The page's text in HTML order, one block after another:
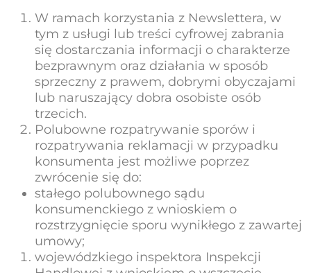
W ramach korzystania z Newslettera, w
tym z usługi lub treści cyfrowej zabrania
się dostarczania informacji o charakterze
bezprawnym oraz działania w sposób
sprzeczny z prawem, dobrymi obyczajami
lub naruszający dobra osobiste osób
trzecich.
Polubowne rozpatrywanie sporów i
rozpatrywania reklamacji w przypadku
konsumenta jest możliwe poprzez
zwrócenie się do:
stałego polubownego sądu
konsumenckiego z wnioskiem o
rozstrzygnięcie sporu wynikłego z zawartej
umowy;
wojewódzkiego inspektora Inspekcji